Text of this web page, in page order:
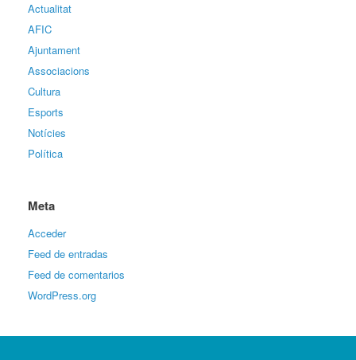
Actualitat
AFIC
Ajuntament
Associacions
Cultura
Esports
Notícies
Política
Meta
Acceder
Feed de entradas
Feed de comentarios
WordPress.org